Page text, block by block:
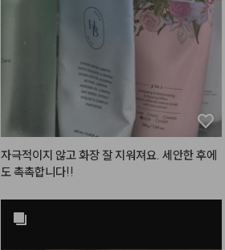
이라 한참 고민하고 메리 뮤즈로 골랐어요 ㅠㅠ
가루날림은 어느정도 있지만 지금까지 제가 사용
한 블러셔보단 현저히 적었고
발색이 미쳤어요 .. 너무 이쁘게 올라가고 제가
생각했던 핑크코랄 색상으로 발색돼요
피부 다 하고 블러셔 올리면 얼굴이 포토샵으로
블러처리한 것 처럼 뽀얘져요
그리고 가루가 엄청 곱더라구요 ! 케이스도 너무
제품 사진에서처럼 사진 그대로 색상이 올라와서
자극적이지 않고 화장 잘 지워져요. 세안한 후에
도 촉촉합니다!!